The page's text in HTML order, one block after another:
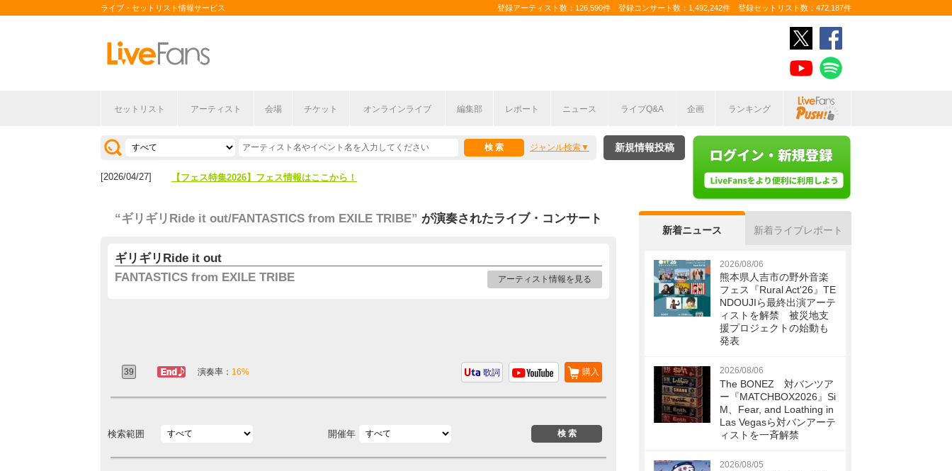
ライブ・セットリスト情報サービス 登録アーティスト数：126,590件 登録コンサート数：1,492,242件 登録セットリスト数：472,187件
セットリスト アーティスト 会場 チケット オンラインライブ 編集部 レポート ニュース ライブQ&A 企画 ランキング
ジャンル検索
[2026/07/28] 【ライブ動員ランキング】2026年上半期編発表！
[2026/04/27] 【フェス特集2026】フェス情報はここから！
新規情報投稿
“ギリギリRide it out/FANTASTICS from EXILE TRIBE” が演奏されたライブ・コンサート
ギリギリRide it out
FANTASTICS from EXILE TRIBE
アーティスト情報を見る
39 ラスト定番
演奏率： 16% 購入
歌詞
検索範囲 開催年
新着ニュース 新着ライブレポート
2026/08/06
熊本県人吉市の野外音楽
フェス『Rural Act'26』TE
NDOUJIら最終出演アーテ
ィストを解禁 被災地支
援プロジェクトの始動も
発表
2026/08/06
The BONEZ 対バンツア
ー『MATCHBOX2026』Si
M、Fear, and Loathing in
Las Vegasら対バンアーテ
ィストを一斉解禁
2026/08/05